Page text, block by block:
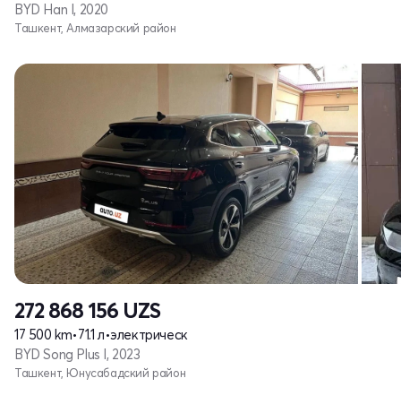
BYD Han I, 2020
Ташкент, Алмазарский район
272 868 156 UZS
17 500 km•71.1 л•электрическ
BYD Song Plus I, 2023
Ташкент, Юнусабадский район